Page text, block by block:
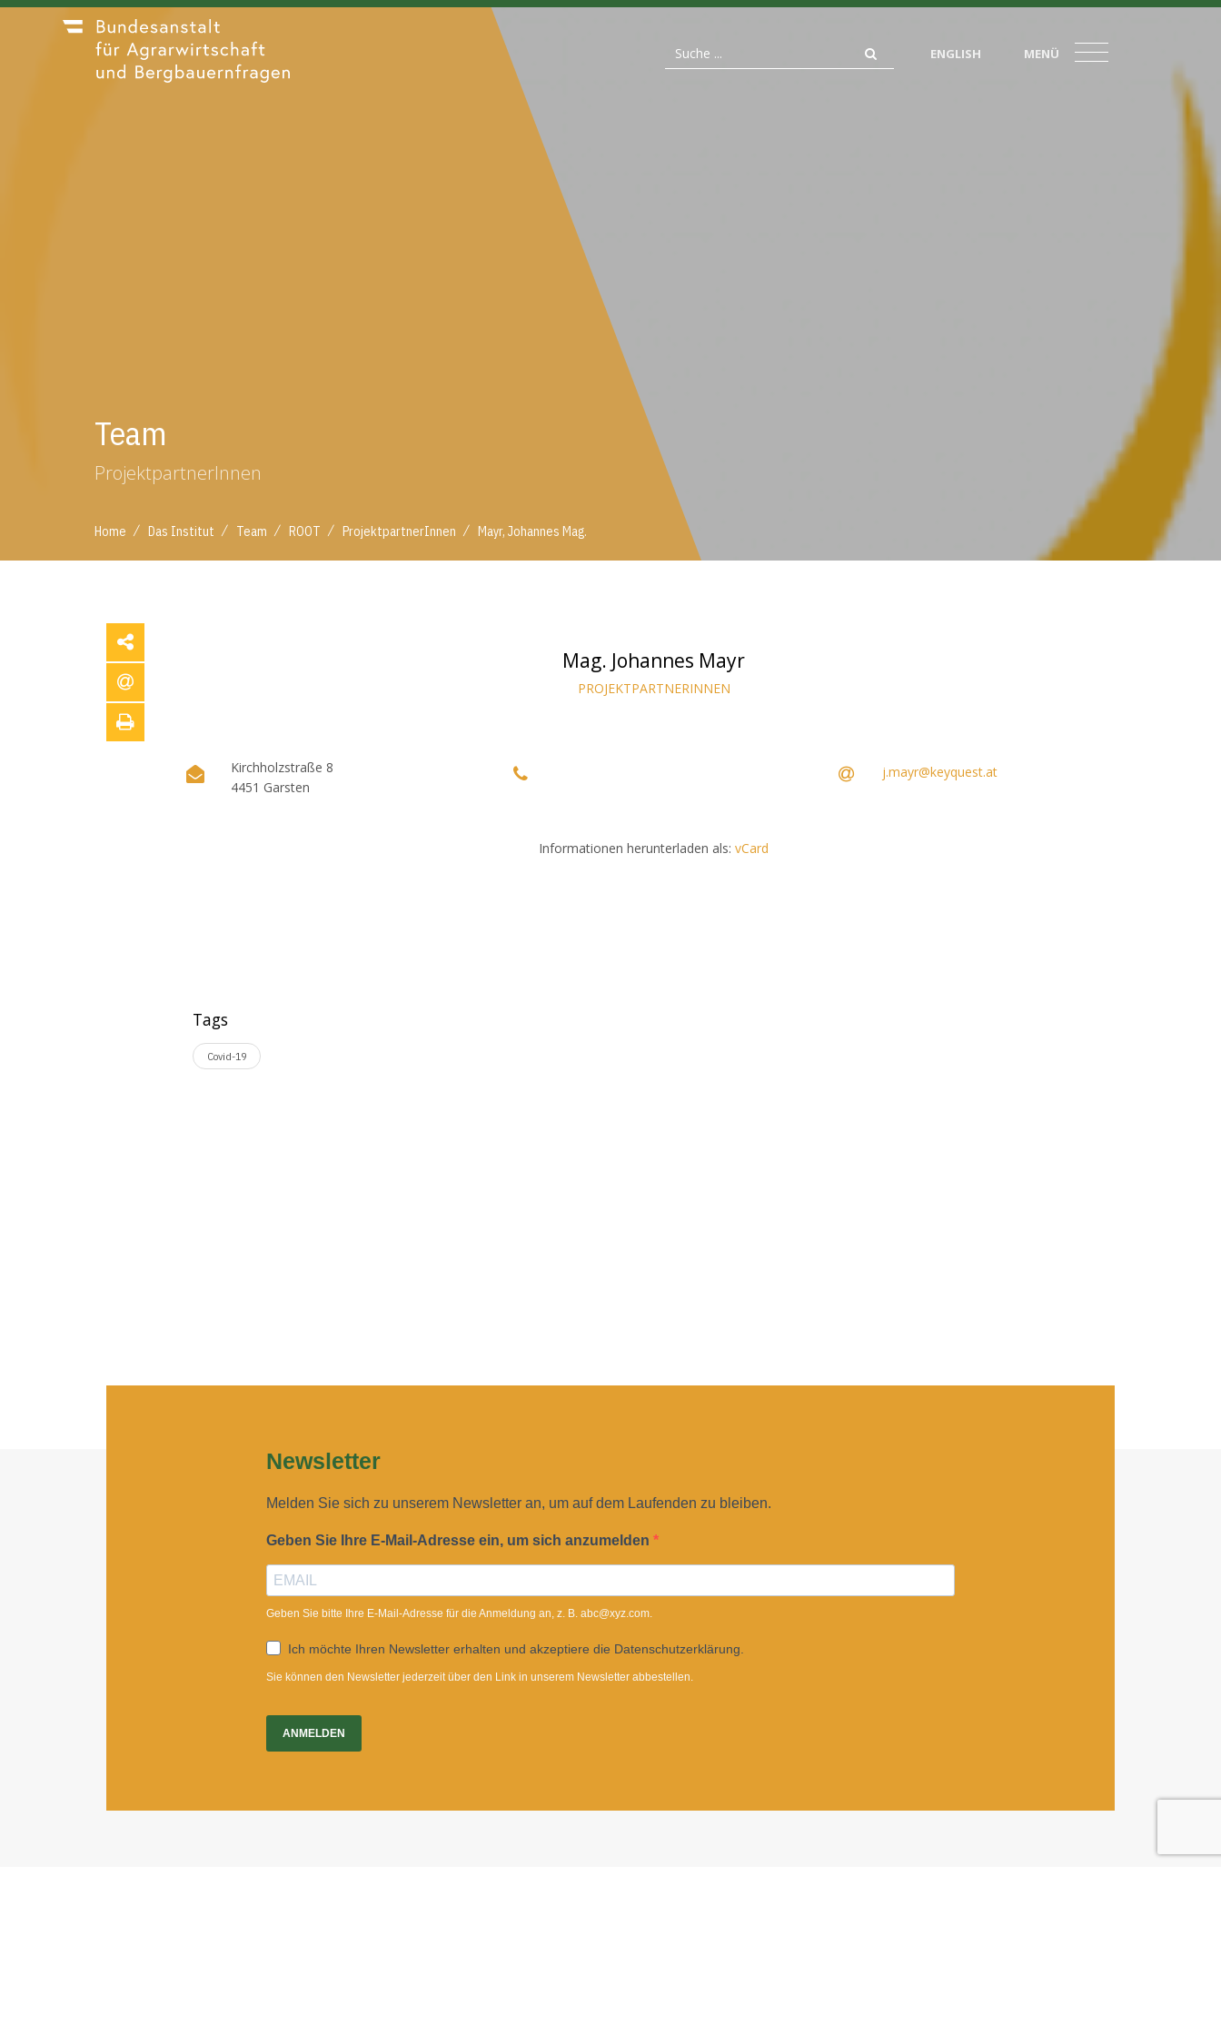
ENGLISH MENÜ
Team
ProjektpartnerInnen
Home / Das Institut / Team / ROOT / ProjektpartnerInnen / Mayr, Johannes Mag.
Mag. Johannes Mayr
PROJEKTPARTNERINNEN
Kirchholzstraße 8
4451 Garsten
j.mayr@keyquest.at
Informationen herunterladen als: vCard
Tags
Covid-19
Newsletter
Melden Sie sich zu unserem Newsletter an, um auf dem Laufenden zu bleiben.
Geben Sie Ihre E-Mail-Adresse ein, um sich anzumelden
Geben Sie bitte Ihre E-Mail-Adresse für die Anmeldung an, z. B. abc@xyz.com.
Ich möchte Ihren Newsletter erhalten und akzeptiere die Datenschutzerklärung.
Sie können den Newsletter jederzeit über den Link in unserem Newsletter abbestellen.
ANMELDEN